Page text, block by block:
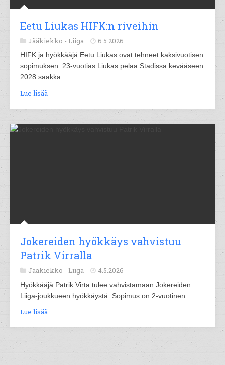
Eetu Liukas HIFK:n riveihin
Jääkiekko - Liiga 6.5.2026
HIFK ja hyökkääjä Eetu Liukas ovat tehneet kaksivuotisen
sopimuksen. 23-vuotias Liukas pelaa Stadissa kevääseen
2028 saakka.
Lue lisää
Jokereiden hyökkäys vahvistuu
Patrik Virralla
Jääkiekko - Liiga 4.5.2026
Hyökkääjä Patrik Virta tulee vahvistamaan Jokereiden
Liiga-joukkueen hyökkäystä. Sopimus on 2-vuotinen.
Lue lisää